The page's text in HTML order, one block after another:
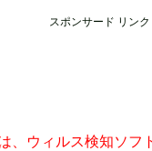
スポンサード リンク
、ウィルス検知ソ